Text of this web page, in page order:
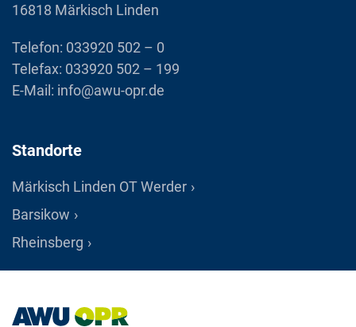
16818 Märkisch Linden
Telefon: 033920 502 – 0
Telefax: 033920 502 – 199
E-Mail: info@awu-opr.de
Standorte
Märkisch Linden OT Werder
Barsikow
Rheinsberg